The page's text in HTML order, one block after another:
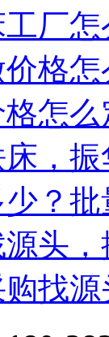
工厂
价格
格怎
，
少？
头
找